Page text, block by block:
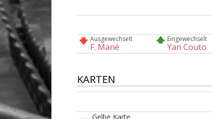
Ausgewechselt
F. Mané
Eingewechselt
Yan Couto
KARTEN
Gelbe Karte